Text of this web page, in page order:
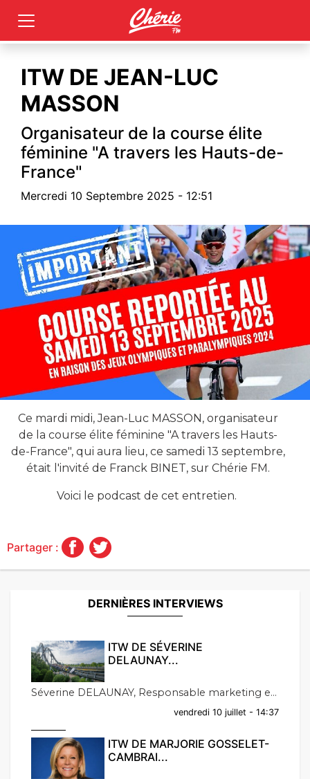
ITW DE JEAN-LUC
MASSON
Organisateur de la course élite
féminine "A travers les Hauts-de-
France"
Mercredi 10 Septembre 2025 - 12:51
Ce mardi midi, Jean-Luc MASSON, organisateur
de la course élite féminine "A travers les Hauts-
de-France", qui aura lieu, ce samedi 13 septembre,
était l 'invité de Franck BINET, sur Chérie FM.
Voici le podcast de cet entretien.
Partager :
DERNIÈRES INTERVIEWS
ITW DE SÉVERINE
DELAUNAY...
Séverine DELAUNAY, Responsable marketing e...
vendredi 10 juillet - 14:37
ITW DE MARJORIE GOSSELET-
CAMBRAI...